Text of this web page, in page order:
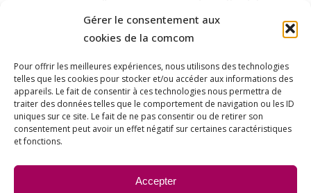
Gérer le consentement aux
cookies de la comcom
Pour offrir les meilleures expériences, nous utilisons des technologies
telles que les cookies pour stocker et/ou accéder aux informations des
appareils. Le fait de consentir à ces technologies nous permettra de
traiter des données telles que le comportement de navigation ou les ID
uniques sur ce site. Le fait de ne pas consentir ou de retirer son
consentement peut avoir un effet négatif sur certaines caractéristiques
et fonctions.
Accepter
les deux bourgs afin de protéger les
ressources en eau potable et notamment
la source de la Doué à Arcenant. Les
travaux ont été entamés à la fin du mois
de janvier.